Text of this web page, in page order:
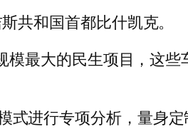
共和国首都比什凯克。
模最大的民生项目，这
式进行专项分析，量身